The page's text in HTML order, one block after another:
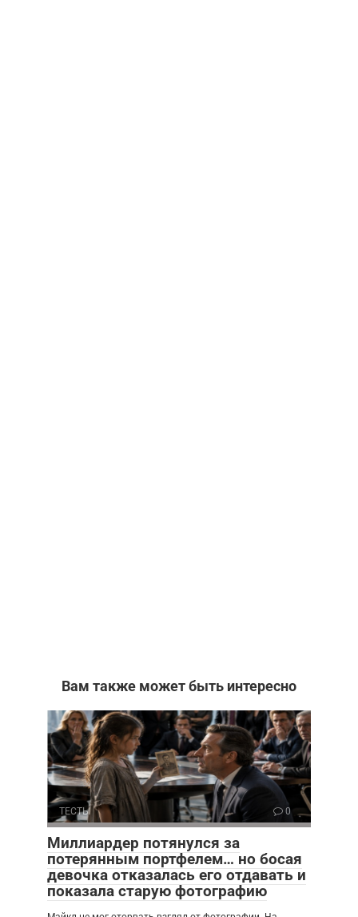
Вам также может быть интересно
ТЕСТЫ 0
Миллиардер потянулся за
потерянным портфелем… но босая
девочка отказалась его отдавать и
показала старую фотографию